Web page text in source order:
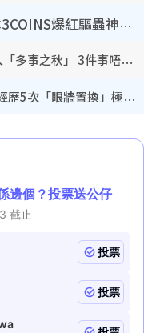
怕蟲人士夏日救星！日本3COINS爆紅驅蟲神器$45起 1招「全程免觸碰」輕鬆搞定小強
立秋2026｜8月7日立秋進入「多事之秋」 3件事唔做得！專家教6招開運 清枱頭／銀包納氣接好運
颱風白海豚料周日襲浙江！經歷5次「眼牆置換」極罕見 成登陸內地最長途颱風